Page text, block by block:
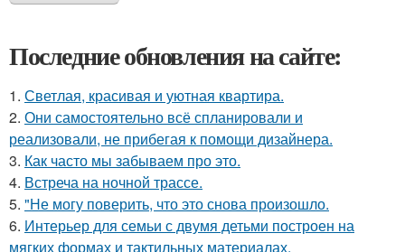
Последние обновления на сайте:
1. Светлая, красивая и уютная квартира.
2. Они самостоятельно всё спланировали и
реализовали, не прибегая к помощи дизайнера.
3. Как часто мы забываем про это.
4. Встреча на ночной трассе.
5. "Не могу поверить, что это снова произошло.
6. Интерьер для семьи с двумя детьми построен на
мягких формах и тактильных материалах.